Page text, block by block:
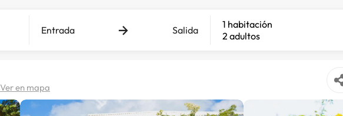
Entrada Salida
1 habitación
2 adultos
Ver en mapa